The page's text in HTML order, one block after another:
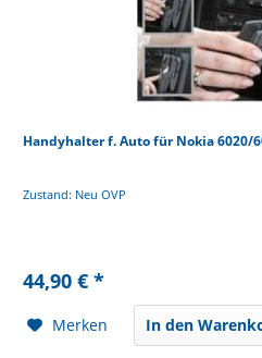
Handyhalter f. Auto für Nokia 6020/
Zustand: Neu OVP
44,90 € *
Merken In den